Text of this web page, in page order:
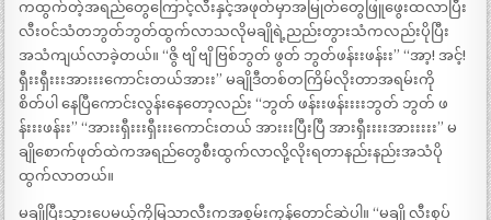
ကထွက်တဲ့အရည်တွေကြောင့်လီးနှင့်အဖုတ်မှာအမြုတ်တွေဖြူဖွေးထလာပြီး
လီးဝင်သံတဘွတ်ဘွတ်ထွက်လာသလိုမချိုရဲ့ညည်းတွားသံကလည်းပိုပြီး
အသံကျယ်လာခဲ့တယ်။ “ဇွိ ဗျိ ဗျိ ဗြစ်ဘွတ် ဖွတ် ဘွတ်ဖန်းးဖန်းး” “အာ့! အင့်!
ရှီးးရှီးးးအားးးကောင်းတယ်အားး” မချိုဒီတစ်တကြိမ်လိုးတာအရမ်းကို
စိတ်ပါ နေပြီကောင်းလွန်းနေတော့လည်း “ဘွတ် ဖန်းးဖန်းးးးဘွတ် ဘွတ် ဖ
န်းးးဖန်းး” “အားးရှီးးးရှီးးးကောင်းတယ် အားးးပြီးပြီ အားရှီးးးးအားးးးး” မ
ချိုစောက်ဖုတ်ထဲကအရည်တွေစီးထွက်လာလို့လိုးရတာနည်းနည်းအသံပို
ထွက်လာတယ်။
မချိုပြီးသွားပေမယ့်ကိုမြသာလီးကအစွမ်းကုန်တောင်ဆဲပါ။ “မချို လီးစုပ်